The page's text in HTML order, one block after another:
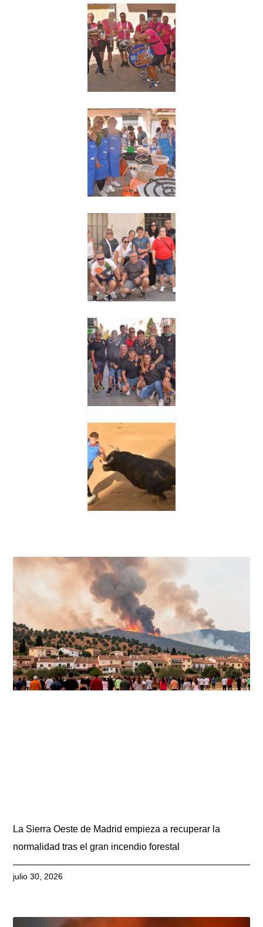
La Sierra Oeste de Madrid empieza a recuperar la
normalidad tras el gran incendio forestal
julio 30, 2026